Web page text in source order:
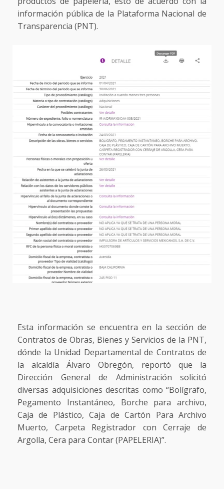
información pública de la Plataforma Nacional de
Transparencia (PNT).
Esta información se encuentra en la sección de
Contratos de Obras, Bienes y Servicios de la PNT,
dónde la Unidad Departamental de Contratos de
la alcaldía Álvaro Obregón, reportó que la
Dirección General de Administración solicitó
diversas adquisiciones descritas como “Bolígrafo,
Pegamento Instantáneo, Borche para archivo,
Caja de Plástico, Caja de Cartón Para Archivo
Muerto, Carpeta Registrador con Cerraje de
Argolla, Cera para Contar (PAPELERIA)”.